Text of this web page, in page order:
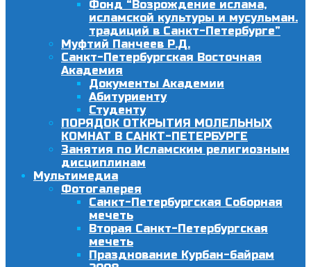
Фонд “Возрождение ислама,
исламской культуры и мусульман.
традиций в Санкт-Петербурге”
Муфтий Панчеев Р.Д.
Санкт-Петербургская Восточная
Академия
Документы Академии
Абитуриенту
Студенту
ПОРЯДОК ОТКРЫТИЯ МОЛЕЛЬНЫХ
КОМНАТ В САНКТ-ПЕТЕРБУРГЕ
Занятия по Исламским религиозным
дисциплинам
Мультимедиа
Фотогалерея
Санкт-Петербургская Соборная
мечеть
Вторая Санкт-Петербургская
мечеть
Празднование Курбан-байрам